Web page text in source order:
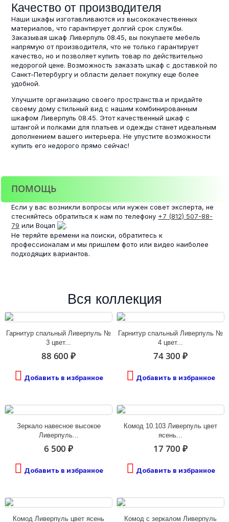
Качество от производителя
Наши шкафы изготавливаются из высококачественных
материалов, что гарантирует долгий срок службы.
Заказывая шкаф Ливерпуль 08.45, вы покупаете мебель
напрямую от производителя, что не только гарантирует
качество, но и позволяет купить товар по действительно
недорогой цене. Возможность заказать шкаф с доставкой по
Санкт-Петербургу и области делает покупку еще более
удобной.
Улучшите организацию своего пространства и придайте
своему дому стильный вид с нашим комбинированным
шкафом Ливерпуль 08.45. Этот качественный шкаф с
штангой и полками для платьев и одежды станет идеальным
дополнением вашего интерьера. Не упустите возможности
купить его недорого прямо сейчас!
ПОМОЩЬ
Если у вас возникли вопросы или нужен совет эксперта, не
стесняйтесь обратиться к нам по телефону +7 (812) 507-88-
79 или Воцап
.
Не теряйте времени на поиски, обратитесь к
профессионалам и мы пришлем фото или видео наиболее
подходящих вариантов.
Вся коллекция
Гарнитур спальный Ливерпуль №
3 цвет...
88 600 ₽
Добавить в избранное
Гарнитур спальный Ливерпуль №
4 цвет...
74 300 ₽
Добавить в избранное
Зеркало навесное высокое
Ливерпуль...
6 500 ₽
Добавить в избранное
Комод 10.103 Ливерпуль цвет
ясень...
17 700 ₽
Добавить в избранное
Комод Ливерпуль цвет ясень Комод с зеркалом Ливерпуль